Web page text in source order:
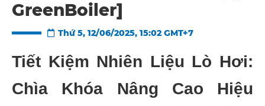
GreenBoiler]
Thứ 5, 12/06/2025, 15:02 GMT+7
Tiết Kiệm Nhiên Liệu Lò Hơi:
Chìa Khóa Nâng Cao Hiệu